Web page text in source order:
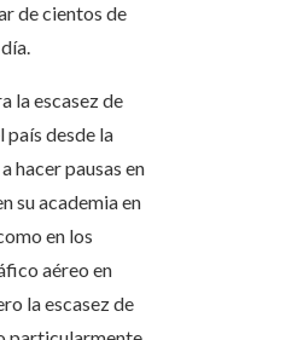
de cientos de
la escasez de
desde la
hacer pausas en
su academia en
en los
aéreo en
la escasez de